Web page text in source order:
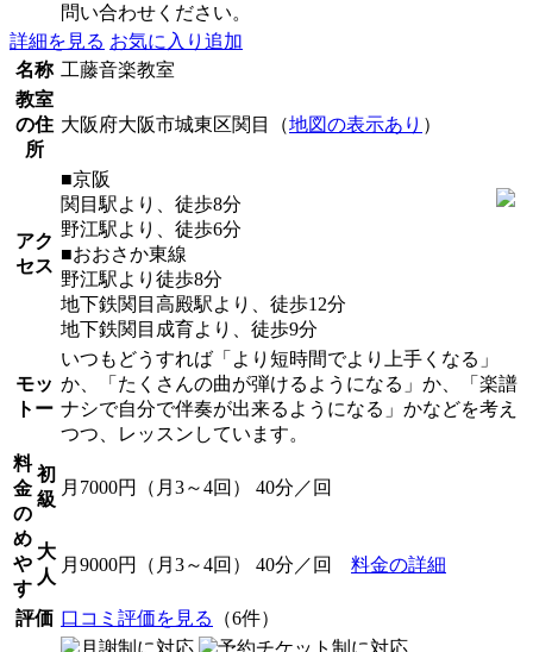
問い合わせください。
詳細を見る お気に入り追加
名称 工藤音楽教室
教室
の住
所
大阪府大阪市城東区関目（地図の表示あり ）
アク
セス
■京阪
関目駅より、徒歩8分
野江駅より、徒歩6分
■おおさか東線
野江駅より徒歩8分
地下鉄関目高殿駅より、徒歩12分
地下鉄関目成育より、徒歩9分
モッ
トー
いつもどうすれば「より短時間でより上手くなる」
か、「たくさんの曲が弾けるようになる」か、「楽譜
ナシで自分で伴奏が出来るようになる」かなどを考え
つつ、レッスンしています。
料
金
の
め
や
す
初
級
月7000円（月3～4回） 40分／回
大
人
月9000円（月3～4回） 40分／回 料金の詳細
評価 口コミ評価を見る （6件）